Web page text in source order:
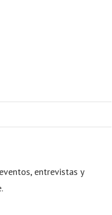
entrevistas y